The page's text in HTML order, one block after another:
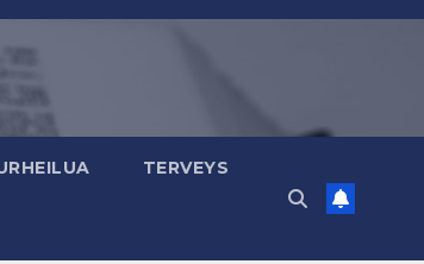
TERVEYS